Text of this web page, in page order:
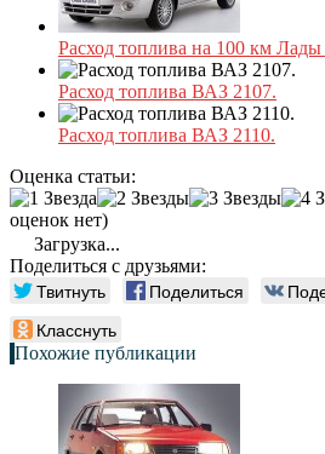
Расход топлива на 100 км
Расход топлива ВАЗ 2107.
Расход топлива ВАЗ 2110.
Оценка статьи:
оценок нет)
Загрузка...
Поделиться с друзьями:
Твитнуть Поделиться
Класснуть
Похожие публикации